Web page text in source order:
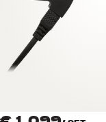
Accessoires
NIEUW